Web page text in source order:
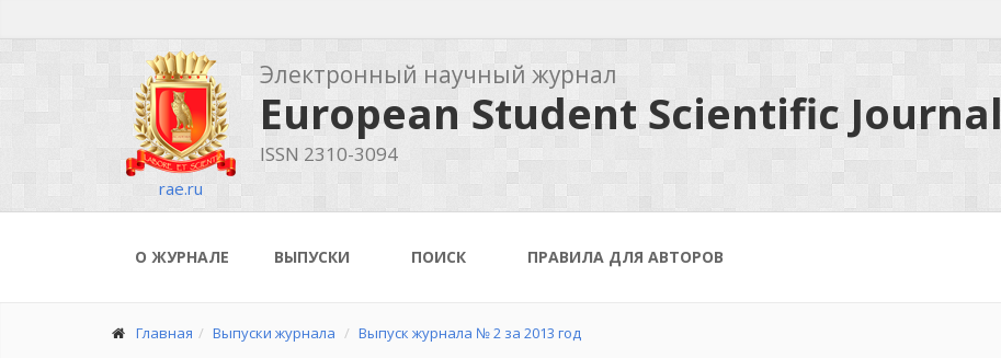
rae.ru
Электронный научный журнал
European Student Scientific Journal
ISSN 2310-3094
О ЖУРНАЛЕ ВЫПУСКИ ПОИСК ПРАВИЛА ДЛЯ АВТОРОВ
Главная Выпуски журнала Выпуск журнала № 2 за 2013 год